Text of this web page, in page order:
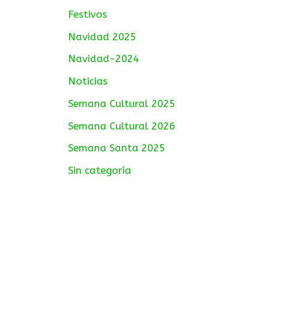
Festivos
Navidad 2025
Navidad-2024
Noticias
Semana Cultural 2025
Semana Cultural 2026
Semana Santa 2025
Sin categoría